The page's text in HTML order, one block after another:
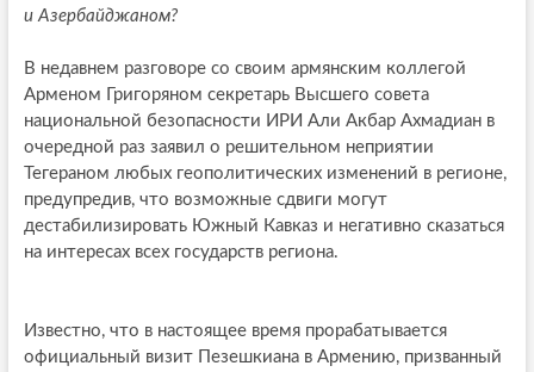
и Азербайджаном?
В недавнем разговоре со своим армянским коллегой
Арменом Григоряном секретарь Высшего совета
национальной безопасности ИРИ Али Акбар Ахмадиан в
очередной раз заявил о решительном неприятии
Тегераном любых геополитических изменений в регионе,
предупредив, что возможные сдвиги могут
дестабилизировать Южный Кавказ и негативно сказаться
на интересах всех государств региона.
Известно, что в настоящее время прорабатывается
официальный визит Пезешкиана в Армению, призванный